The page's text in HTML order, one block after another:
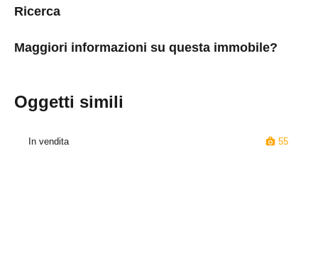
Ricerca
Maggiori informazioni su questa immobile?
Oggetti simili
In vendita 55